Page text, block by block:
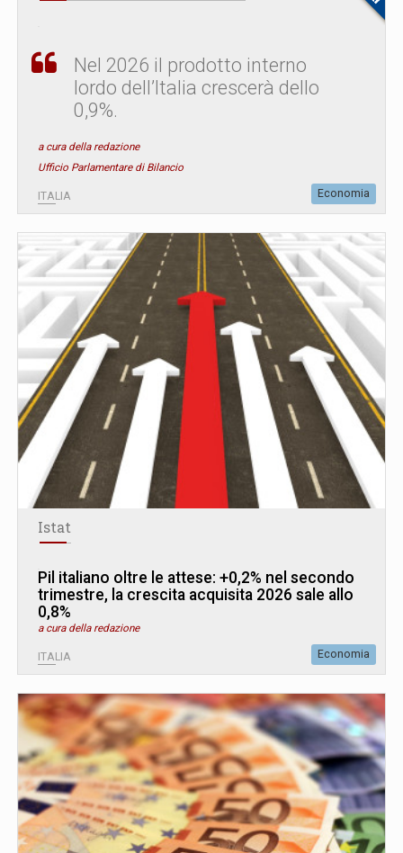
Nel 2026 il prodotto interno
lordo dell’Italia crescerà dello
0,9%.
a cura della redazione
Ufficio Parlamentare di Bilancio
ITALIA Economia
Istat
Pil italiano oltre le attese: +0,2% nel secondo
trimestre, la crescita acquisita 2026 sale allo
0,8%
a cura della redazione
ITALIA Economia